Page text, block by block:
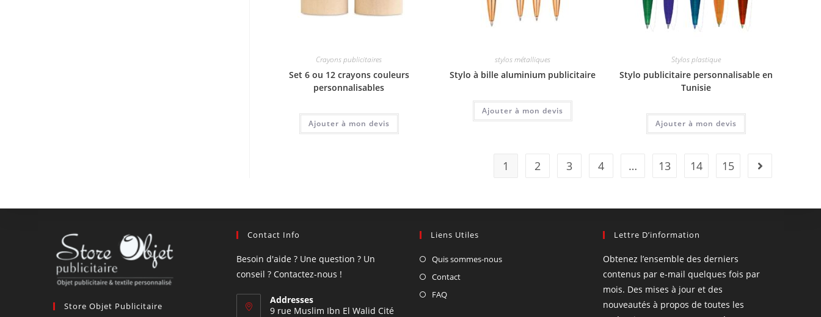
Crayons publicitaires
Set 6 ou 12 crayons couleurs
personnalisables
Ajouter à mon devis
stylos métalliques
Stylo à bille aluminium publicitaire
Ajouter à mon devis
Stylos plastique
Stylo publicitaire personnalisable en
Tunisie
Ajouter à mon devis
1 2 3 4 … 13 14 15
Store Objet Publicitaire
Contact Info
Besoin d'aide ? Une question ? Un
conseil ? Contactez-nous !
Addresses
9 rue Muslim Ibn El Walid Cité
Liens Utiles
Quis sommes-nous
Contact
FAQ
Lettre D’information
Obtenez l’ensemble des derniers
contenus par e-mail quelques fois par
mois. Des mises à jour et des
nouveautés à propos de toutes les